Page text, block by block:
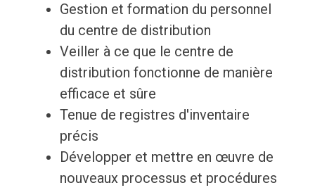
Gestion et formation du personnel
du centre de distribution
Veiller à ce que le centre de
distribution fonctionne de manière
efficace et sûre
Tenue de registres d'inventaire
précis
Développer et mettre en œuvre de
nouveaux processus et procédures